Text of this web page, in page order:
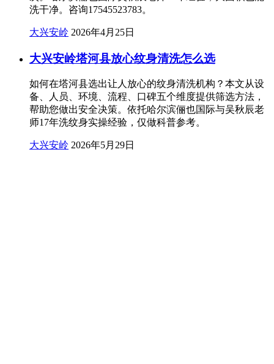
洗干净。咨询17545523783。
大兴安岭 2026年4月25日
大兴安岭塔河县放心纹身清洗怎么选
如何在塔河县选出让人放心的纹身清洗机构？本文从设
备、人员、环境、流程、口碑五个维度提供筛选方法，
帮助您做出安全决策。依托哈尔滨俪也国际与吴秋辰老
师17年洗纹身实操经验，仅做科普参考。
大兴安岭 2026年5月29日